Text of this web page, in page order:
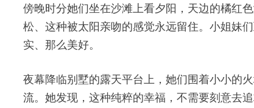
傍晚时分她们坐在沙滩上看夕阳，天边的橘红
松、这种被太阳亲吻的感觉永远留住。小姐妹
实、那么美好。
夜幕降临别墅的露天平台上，她们围着小小的
流。她发现，这种纯粹的幸福，不需要刻意去